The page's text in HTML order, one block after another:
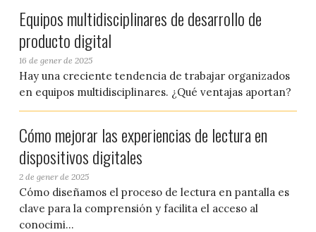
Equipos multidisciplinares de desarrollo de
producto digital
16 de gener de 2025
Hay una creciente tendencia de trabajar organizados
en equipos multidisciplinares. ¿Qué ventajas aportan?
Cómo mejorar las experiencias de lectura en
dispositivos digitales
2 de gener de 2025
Cómo diseñamos el proceso de lectura en pantalla es
clave para la comprensión y facilita el acceso al
conocimi...